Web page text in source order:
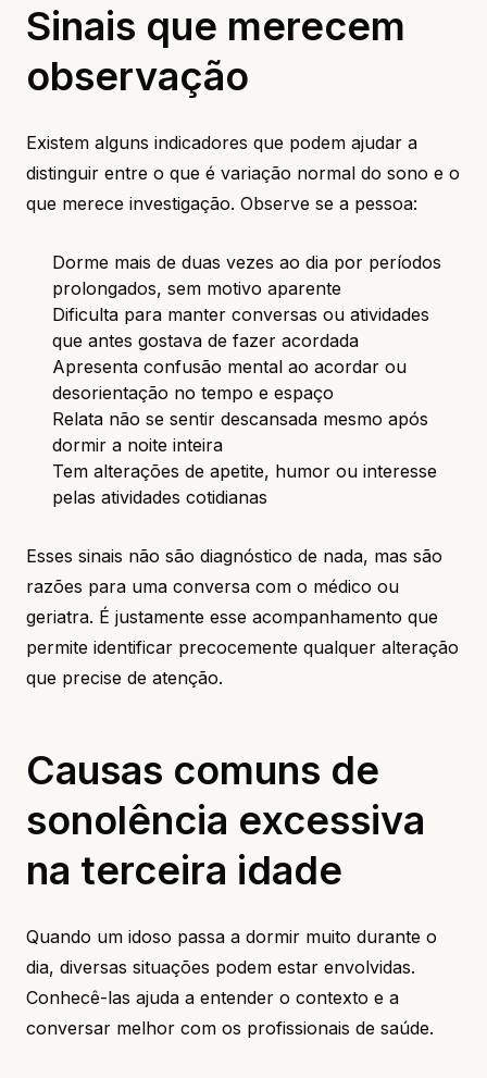
Sinais que merecem
observação
Existem alguns indicadores que podem ajudar a
distinguir entre o que é variação normal do sono e o
que merece investigação. Observe se a pessoa:
Dorme mais de duas vezes ao dia por períodos
prolongados, sem motivo aparente
Dificulta para manter conversas ou atividades
que antes gostava de fazer acordada
Apresenta confusão mental ao acordar ou
desorientação no tempo e espaço
Relata não se sentir descansada mesmo após
dormir a noite inteira
Tem alterações de apetite, humor ou interesse
pelas atividades cotidianas
Esses sinais não são diagnóstico de nada, mas são
razões para uma conversa com o médico ou
geriatra. É justamente esse acompanhamento que
permite identificar precocemente qualquer alteração
que precise de atenção.
Causas comuns de
sonolência excessiva
na terceira idade
Quando um idoso passa a dormir muito durante o
dia, diversas situações podem estar envolvidas.
Conhecê-las ajuda a entender o contexto e a
conversar melhor com os profissionais de saúde.